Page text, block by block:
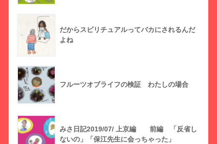
だからスピリチュアルってバカにされるんだ
よね
フルーツオブライフの検証 わたしの場合
みさ日記2019/07/ 上京編 前編 「反省し
ないの」「保江先生に会っちゃった」